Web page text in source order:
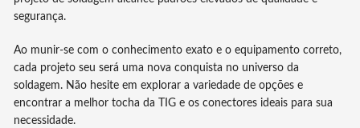
segurança.
Ao munir-se com o conhecimento exato e o equipamento correto,
cada projeto seu será uma nova conquista no universo da
soldagem. Não hesite em explorar a variedade de opções e
encontrar a melhor tocha da TIG e os conectores ideais para sua
necessidade.